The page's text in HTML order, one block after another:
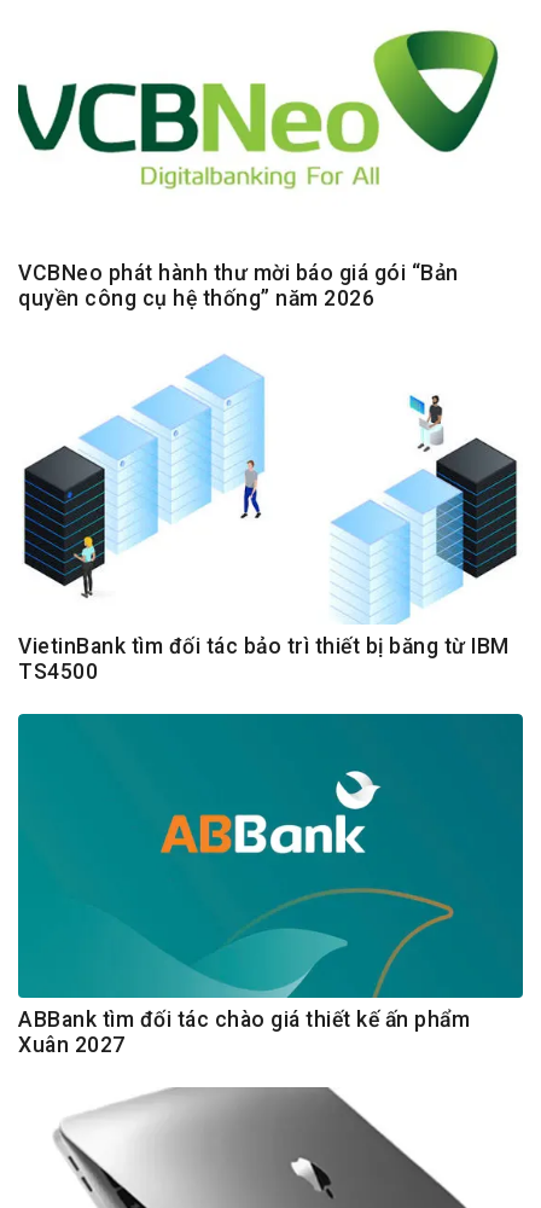
VCBNeo phát hành thư mời báo giá gói “Bản
quyền công cụ hệ thống” năm 2026
VietinBank tìm đối tác bảo trì thiết bị băng từ IBM
TS4500
ABBank tìm đối tác chào giá thiết kế ấn phẩm
Xuân 2027